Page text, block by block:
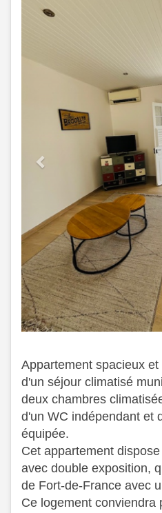
Appartement spacieux
d'un séjour climatisé
deux chambres
d'un WC indépendant et
équipée.
Cet appartement
avec double exposition,
de Fort-de-France avec
Ce logement conviendra